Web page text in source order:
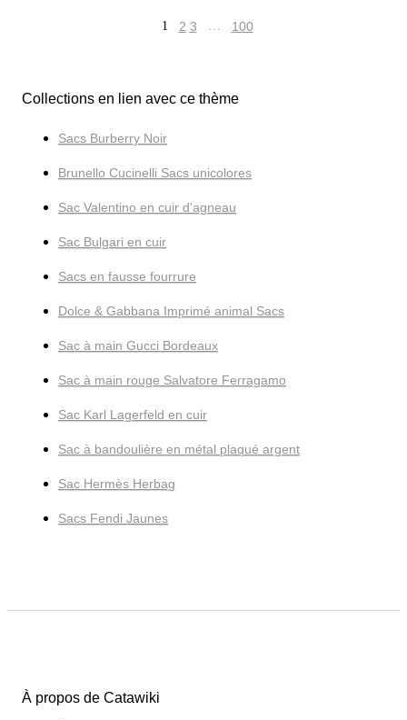
1 2 3 … 100
Collections en lien avec ce thème
Sacs Burberry Noir
Brunello Cucinelli Sacs unicolores
Sac Valentino en cuir d'agneau
Sac Bulgari en cuir
Sacs en fausse fourrure
Dolce & Gabbana Imprimé animal Sacs
Sac à main Gucci Bordeaux
Sac à main rouge Salvatore Ferragamo
Sac Karl Lagerfeld en cuir
Sac à bandoulière en métal plaqué argent
Sac Hermès Herbag
Sacs Fendi Jaunes
À propos de Catawiki